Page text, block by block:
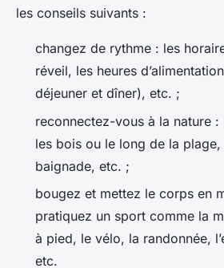
les conseils suivants :
changez de rythme : les
réveil, les heures
déjeuner et dîner), etc. ;
reconnectez-vous à la nature :
les bois ou le long de la
baignade, etc. ;
bougez et mettez le corps en
pratiquez un sport comme la
à pied, le vélo, la randonnée,
etc.